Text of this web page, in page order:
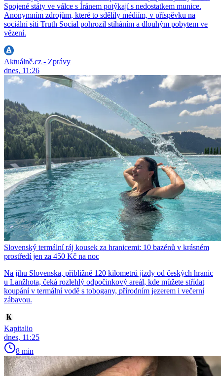
Spojené státy ve válce s Íránem potýkají s nedostatkem munice.
Anonymním zdrojům, které to sdělily médiím, v příspěvku na
sociální síti Truth Social pohrozil stíháním a dlouhým pobytem ve
vězení.
Aktuálně.cz - Zprávy
dnes, 11:26
Slovenský termální ráj kousek za hranicemi: 10 bazénů v krásném
prostředí jen za 450 Kč na noc
Na jihu Slovenska, přibližně 120 kilometrů jízdy od českých hranic
u Lanžhota, čeká rozlehlý odpočinkový areál, kde můžete střídat
koupání v termální vodě s tobogany, přírodním jezerem i večerní
zábavou.
Kapitalio
dnes, 11:25
8 min